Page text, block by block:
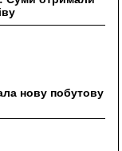
нову побутову